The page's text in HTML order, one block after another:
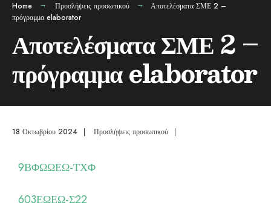
Home Προσλήψεις προσωπικού
Αποτελέσματα ΣΜΕ 2 –
πρόγραμμα elaborator
Αποτελέσματα ΣΜΕ 2 –
πρόγραμμα elaborator
18 Οκτωβρίου 2024 | Προσλήψεις προσωπικού |
9ΒΦΩΩΕΩ-ΤΧΦ
603ΕΩΕΩ-Σ22